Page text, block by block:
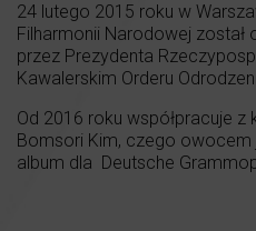
24 lutego 2015 roku w
Filharmonii Narodowej został
przez Prezydenta
Kawalerskim Orderu
Od 2016 roku współpracuje
Bomsori Kim, czego owocem
album dla Deutsche